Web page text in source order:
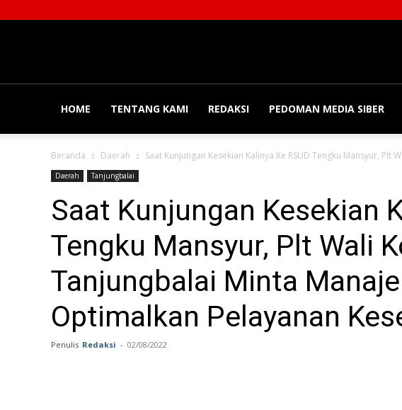
HOME TENTANG KAMI REDAKSI PEDOMAN MEDIA SIBER
Beranda Daerah Saat Kunjungan Kesekian Kalinya Ke RSUD Tengku Mansyur, Plt
Daerah Tanjungbalai
Saat Kunjungan Kesekian
Tengku Mansyur, Plt Wali
Tanjungbalai Minta
Optimalkan Pelayanan
Penulis Redaksi - 02/08/2022